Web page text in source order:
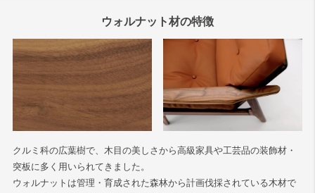
ウォルナット材の特徴
クルミ科の広葉樹で、木目の美しさから高級家具や工芸品の装飾材・
突板に多く用いられてきました。
ウォルナットは管理・育成された森林から計画伐採されている木材で